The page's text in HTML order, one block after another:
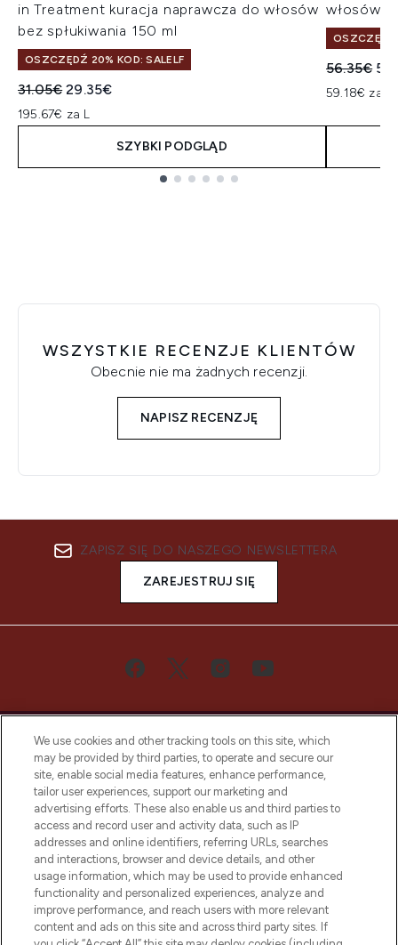
in Treatment kuracja naprawcza do włosów
bez spłukiwania 150 ml
OSZCZĘDŹ 20% KOD: SALELF
Sugerowana cena detaliczna:
31.05€Aktualna cena:
29.35€
195.67€ za L
SZYBKI PODGLĄD
włosów
OSZCZĘDŹ
56.35€
59.18€ za L
WSZYSTKIE RECENZJE KLIENTÓW
Obecnie nie ma żadnych recenzji.
NAPISZ RECENZJĘ
ZAPISZ SIĘ DO NASZEGO NEWSLETTERA
ZAREJESTRUJ SIĘ
Bądź pierwszą osobą, która dowie się o
najnowszych produktach, od niszowych i
uznanych marek, sezonowych trendach i
otrzyma ekskluzywne artykuły redakcyjne
z Sunday Supplement.
Zgoda na pliki cookie
Do Not Sell or Share My Personal
We use cookies and other tracking tools on this site, which
may be provided by third parties, to operate and secure our
site, enable social media features, enhance performance,
tailor user experiences, support our marketing and
advertising efforts. These also enable us and third parties to
access and record user and activity data, such as IP
addresses and online identifiers, referring URLs, searches
and interactions, browser and device details, and other
usage information, which may be used to provide enhanced
functionality and personalized experiences, analyze and
improve performance, and reach users with more relevant
content and ads on this site and across third party sites. If